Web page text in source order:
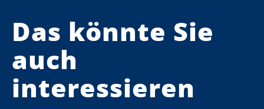
Das könnte Sie
auch
interessieren